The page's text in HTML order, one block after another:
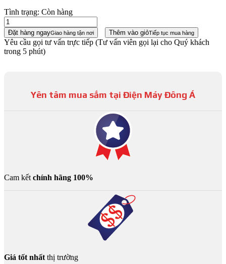
Tình trạng: Còn hàng
Đặt hàng ngayGiao hàng tận nơi Thêm vào giỏTiếp tục mua hàng
Yêu cầu gọi tư vấn trực tiếp (Tư vấn viên gọi lại cho Quý khách
trong 5 phút)
Yên tâm mua sắm tại Điện Máy Đông Á
Cam kết chính hãng 100%
Giá tốt nhất thị trường